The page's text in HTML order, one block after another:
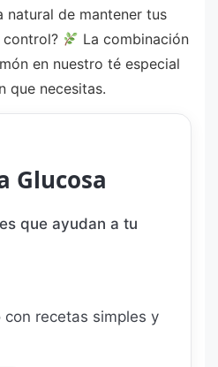
natural de mantener tus
control?
La combinación
en nuestro té especial
que necesitas.
Glucosa
que ayudan a tu
con recetas simples y